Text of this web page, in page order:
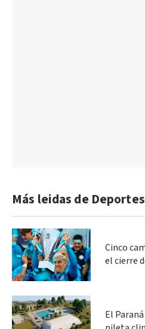
Más leidas de Deportes
Cinco
el cierre
El